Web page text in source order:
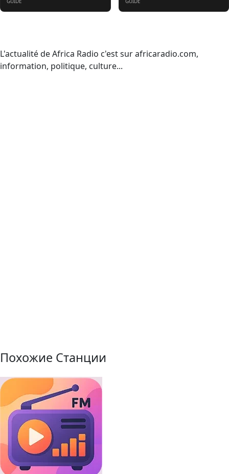
L'actualité de Africa Radio c'est sur africaradio.com,
information, politique, culture...
Похожие Станции